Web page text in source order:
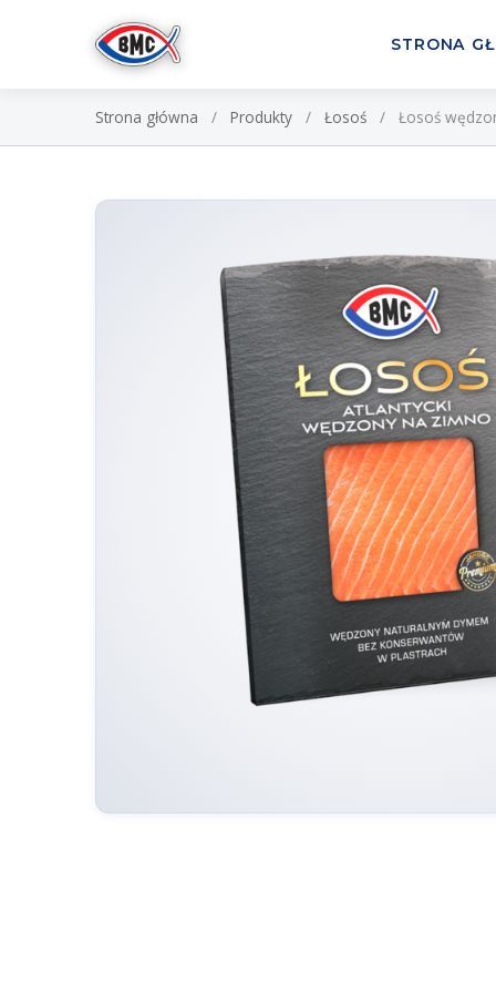
STRONA
Strona główna / Produkty / Łosoś / Łosoś